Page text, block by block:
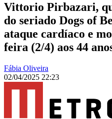
Vittorio Pirbazari,
do seriado Dogs of
ataque cardíaco e
feira (2/4) aos 44
Fábia Oliveira
02/04/2025 22:23